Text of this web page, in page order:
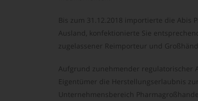
Bis zum 31.12.2018 importierte die Abis
Ausland, konfektionierte Sie
zugelassener Reimporteur und
Aufgrund zunehmender regulatorischer
Eigentümer die Herstellungserlaubnis
Unternehmensbereich